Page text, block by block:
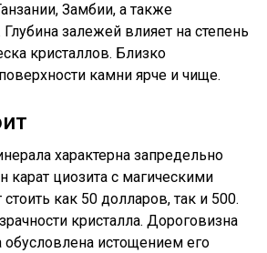
Замбии, а также
залежей влияет на степень
кристаллов. Близко
камни ярче и чище.
характерна запредельно
карат циозита с магическими
как 50 долларов, так и 500.
кристалла. Дороговизна
обусловлена истощением его